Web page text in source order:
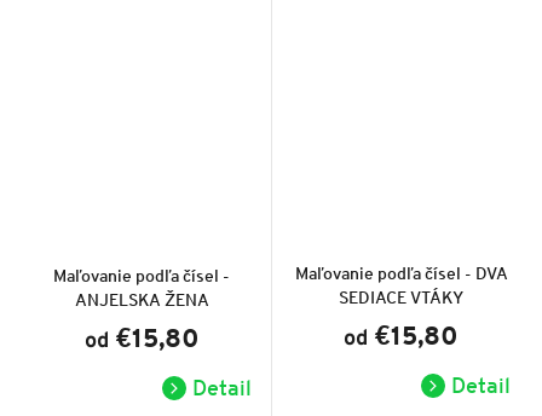
Maľovanie podľa čísel -
ANJELSKA ŽENA
produktu
je
5,0
5
hviezdičiek.
od €15,80
Detail
Maľovanie podľa čísel - DVA
SEDIACE VTÁKY
produktu
je
5,0
5
hviezdičiek.
od €15,80
Detail